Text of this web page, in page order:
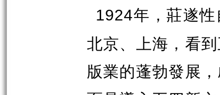
1924年，莊遂
北京、上海，看
版業的蓬勃發展